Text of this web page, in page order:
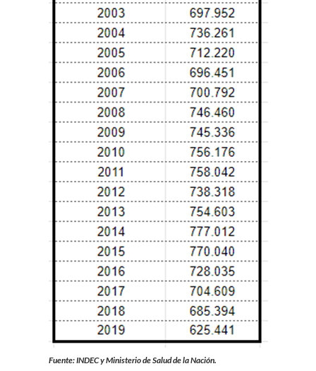
Fuente: INDEC y Ministerio de Salud de la Nación.